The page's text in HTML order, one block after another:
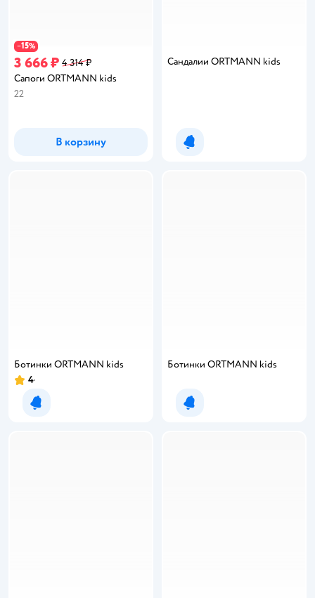
−15%
3 666 ₽ 4 314 ₽
Сапоги ORTMANN kids
22
В корзину
Сандалии ORTMANN kids
Уведомить о появлении
Ботинки ORTMANN kids
Рейтинг:
4
Уведомить о появлении
Ботинки ORTMANN kids
Уведомить о появлении